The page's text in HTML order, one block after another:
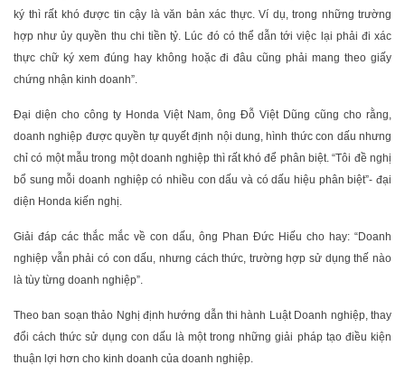
ký thì rất khó được tin cậy là văn bản xác thực. Ví dụ, trong những trường
hợp như ủy quyền thu chi tiền tỷ. Lúc đó có thể dẫn tới việc lại phải đi xác
thực chữ ký xem đúng hay không hoặc đi đâu cũng phải mang theo giấy
chứng nhận kinh doanh”.
Đại diện cho công ty Honda Việt Nam, ông Đỗ Việt Dũng cũng cho rằng,
doanh nghiệp được quyền tự quyết định nội dung, hình thức con dấu nhưng
chỉ có một mẫu trong một doanh nghiệp thì rất khó để phân biệt. “Tôi đề nghị
bổ sung mỗi doanh nghiệp có nhiều con dấu và có dấu hiệu phân biệt”- đại
diện Honda kiến nghị.
Giải đáp các thắc mắc về con dấu, ông Phan Đức Hiếu cho hay: “Doanh
nghiệp vẫn phải có con dấu, nhưng cách thức, trường hợp sử dụng thế nào
là tùy từng doanh nghiệp”.
Theo ban soạn thảo Nghị định hướng dẫn thi hành Luật Doanh nghiệp, thay
đổi cách thức sử dụng con dấu là một trong những giải pháp tạo điều kiện
thuận lợi hơn cho kinh doanh của doanh nghiệp.